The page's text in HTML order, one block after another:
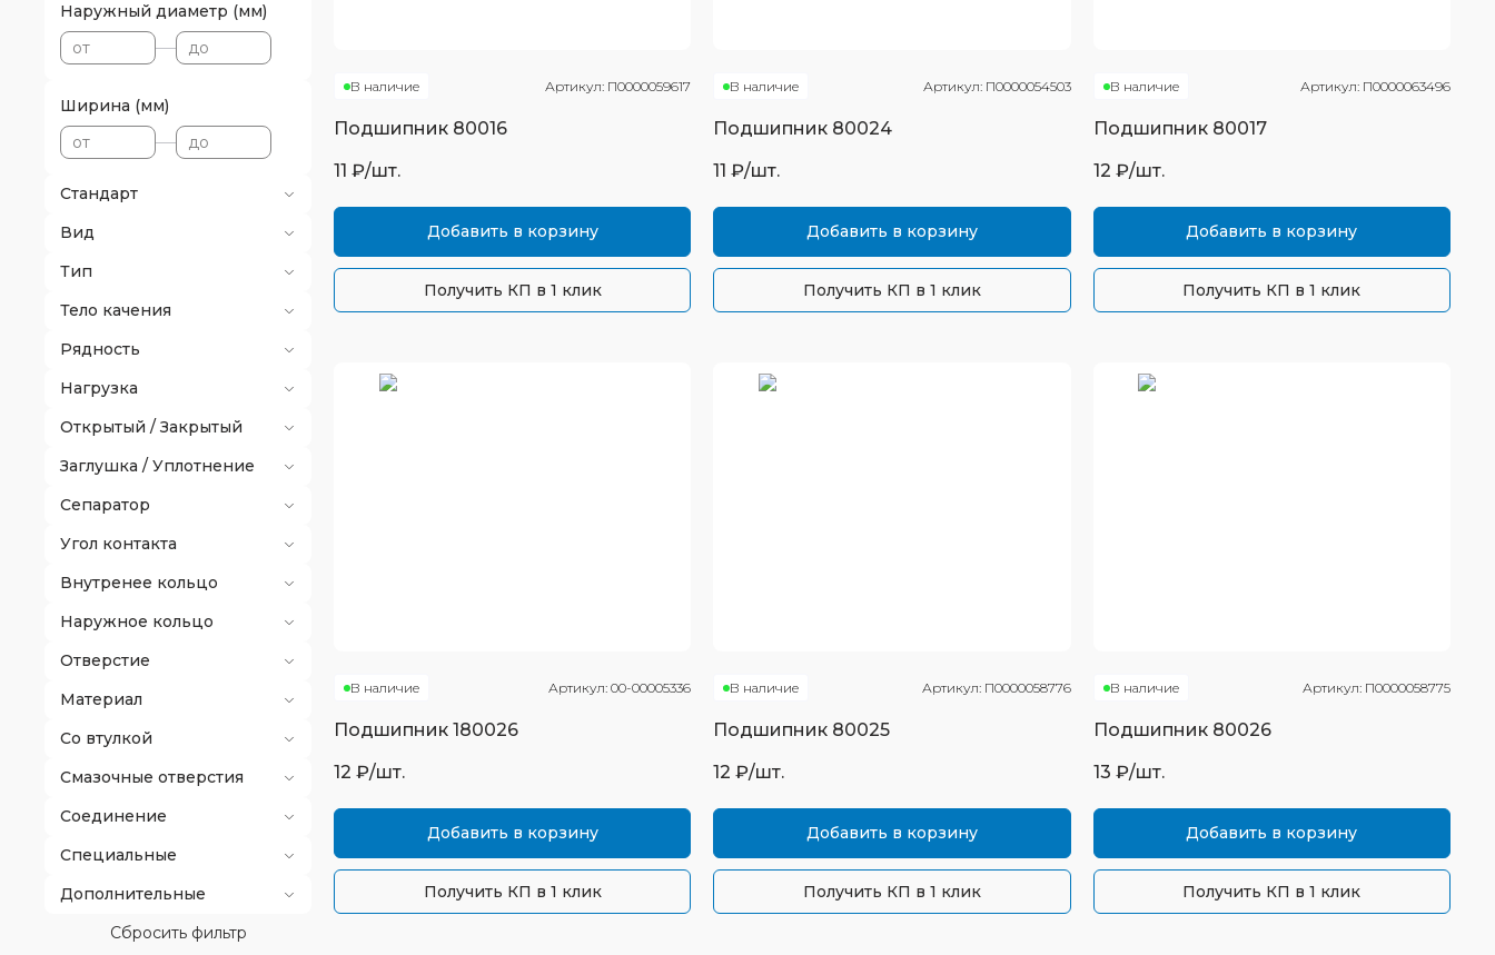
Наружный диаметр (мм)
Ширина (мм)
Стандарт
Вид
Тип
Тело качения
Рядность
Нагрузка
Открытый / Закрытый
Заглушка / Уплотнение
Сепаратор
Угол контакта
Внутренее кольцо
Наружное кольцо
Отверстие
Материал
Со втулкой
Смазочные отверстия
Соединение
Специальные
Дополнительные
Сбросить фильтр
В наличие Артикул: П0000059617
Подшипник 80016
11 ₽/шт.
Добавить в корзину
Получить КП в 1 клик
В наличие Артикул: П0000054503
Подшипник 80024
11 ₽/шт.
Добавить в корзину
Получить КП в 1 клик
В наличие Артикул: П0000063496
Подшипник 80017
12 ₽/шт.
Добавить в корзину
Получить КП в 1 клик
В наличие Артикул:00-00005336
Подшипник 180026
12 ₽/шт.
Добавить в корзину
Получить КП в 1 клик
В наличие Артикул: П0000058776
Подшипник 80025
12 ₽/шт.
Добавить в корзину
Получить КП в 1 клик
В наличие Артикул: П0000058775
Подшипник 80026
13 ₽/шт.
Добавить в корзину
Получить КП в 1 клик